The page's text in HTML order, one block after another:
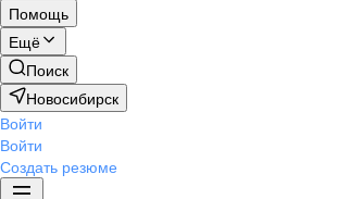
Помощь
Ещё
Поиск
Новосибирск
Войти
Войти
Создать резюме